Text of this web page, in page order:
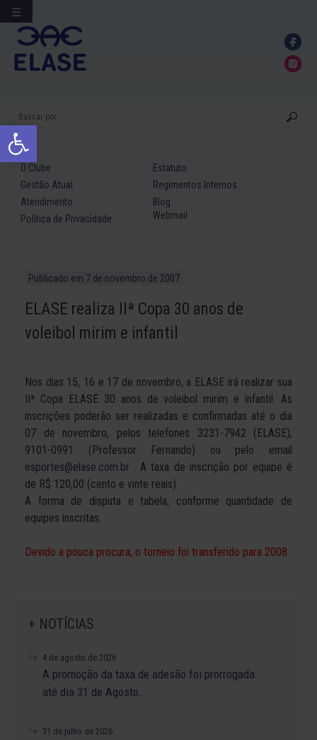
Abrir a barra de ferramentas
Ir
para
conteúdo
O Clube
Estatuto
Gestão Atual
Regimentos Internos
Atendimento
Blog
Política de Privacidade
Webmail
Publicado em 7 de novembro de 2007
ELASE realiza IIª Copa 30 anos de
voleibol mirim e infantil
Nos dias 15, 16 e 17 de novembro, a ELASE irá realizar sua
IIª Copa ELASE 30 anos de voleibol mirim e infantil. As
inscrições poderão ser realizadas e confirmadas até o dia
07 de novembro, pelos telefones 3231-7942 (ELASE),
9101-0991 (Professor Fernando) ou pelo email
esportes@elase.com.br . A taxa de inscrição por equipe é
de R$ 120,00 (cento e vinte reais).
A forma de disputa e tabela, conforme quantidade de
equipes inscritas.
Devido a pouca procura, o torneio foi transferido para 2008
+ NOTÍCIAS
4 de agosto de 2026
A promoção da taxa de adesão foi prorrogada
até dia 31 de Agosto.
31 de julho de 2026
☰